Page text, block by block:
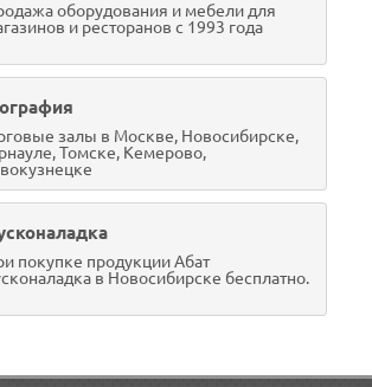
оборудования и мебели для
и ресторанов с 1993 года
залы в Москве, Новосибирске,
Томске, Кемерово,
покупке продукции Абат
в Новосибирске бесплатно.